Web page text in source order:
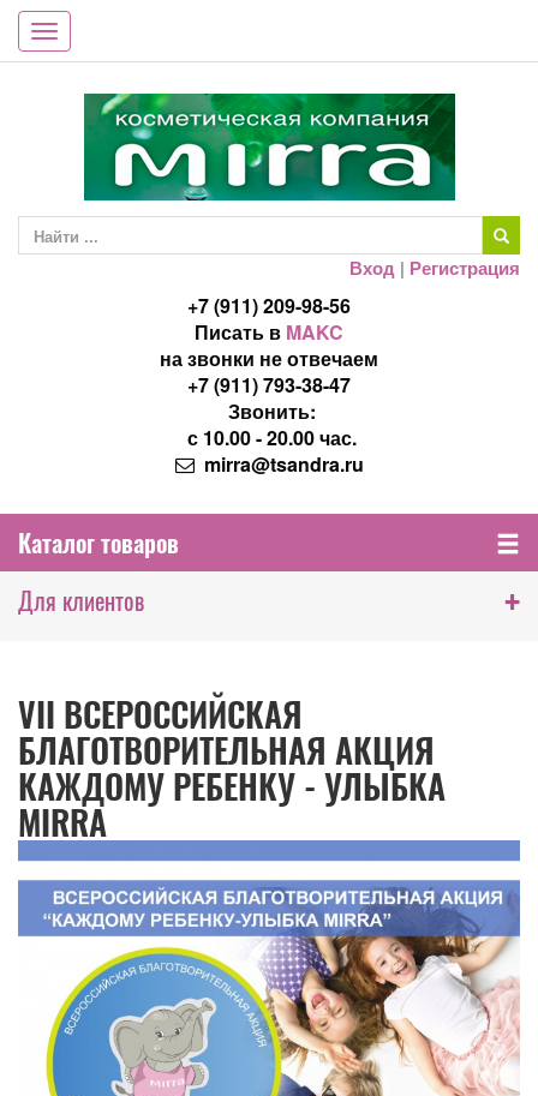
Toggle
navigation
Вход | Регистрация
+7 (911) 209-98-56
Писать в MAKC
на звонки не отвечаем
+7 (911) 793-38-47
Звонить:
с 10.00 - 20.00 час.
mirra@tsandra.ru
Каталог товаров
Для клиентов
+
VII ВСЕРОССИЙСКАЯ
БЛАГОТВОРИТЕЛЬНАЯ АКЦИЯ
КАЖДОМУ РЕБЕНКУ - УЛЫБКА
MIRRA